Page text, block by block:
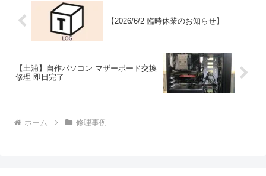
【2026/6/2 臨時休業のお知らせ】
【土浦】自作パソコン マザーボード交換
修理 即日完了
ホーム 修理事例